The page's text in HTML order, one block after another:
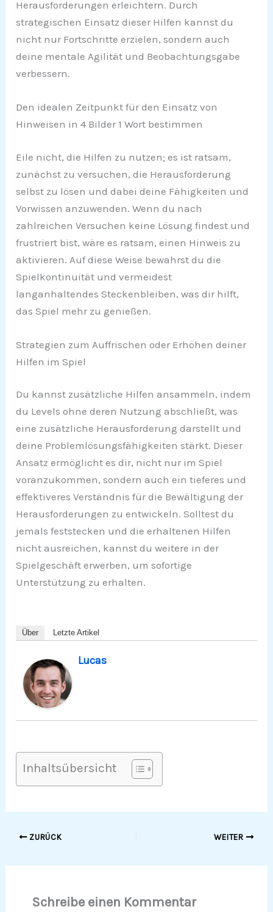
Herausforderungen erleichtern. Durch
strategischen Einsatz dieser Hilfen kannst du
nicht nur Fortschritte erzielen, sondern auch
deine mentale Agilität und Beobachtungsgabe
verbessern.
Den idealen Zeitpunkt für den Einsatz von
Hinweisen in 4 Bilder 1 Wort bestimmen
Eile nicht, die Hilfen zu nutzen; es ist ratsam,
zunächst zu versuchen, die Herausforderung
selbst zu lösen und dabei deine Fähigkeiten und
Vorwissen anzuwenden. Wenn du nach
zahlreichen Versuchen keine Lösung findest und
frustriert bist, wäre es ratsam, einen Hinweis zu
aktivieren. Auf diese Weise bewahrst du die
Spielkontinuität und vermeidest
langanhaltendes Steckenbleiben, was dir hilft,
das Spiel mehr zu genießen.
Strategien zum Auffrischen oder Erhöhen deiner
Hilfen im Spiel
Du kannst zusätzliche Hilfen ansammeln, indem
du Levels ohne deren Nutzung abschließt, was
eine zusätzliche Herausforderung darstellt und
deine Problemlösungsfähigkeiten stärkt. Dieser
Ansatz ermöglicht es dir, nicht nur im Spiel
voranzukommen, sondern auch ein tieferes und
effektiveres Verständnis für die Bewältigung der
Herausforderungen zu entwickeln. Solltest du
jemals feststecken und die erhaltenen Hilfen
nicht ausreichen, kannst du weitere in der
Spielgeschäft erwerben, um sofortige
Unterstützung zu erhalten.
Über Letzte Artikel
Lucas
Inhaltsübersicht
ZURÜCK WEITER
Schreibe einen Kommentar